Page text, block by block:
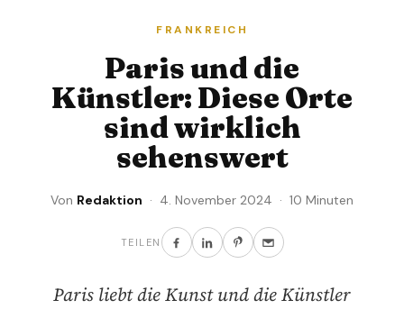
FRANKREICH
Paris und die
Künstler: Diese Orte
sind wirklich
sehenswert
Von Redaktion · 4. November 2024 · 10 Minuten
TEILEN
Paris liebt die Kunst und die Künstler